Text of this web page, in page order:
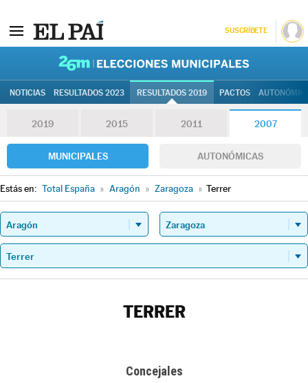
SUSCRÍBETE
NOTICIAS RESULTADOS 2023 RESULTADOS 2019 PACTOS
2019 2015 2011 2007
MUNICIPALES AUTONÓMICAS
Estás en: Total España » Aragón » Zaragoza » Terrer
TERRER
Concejales